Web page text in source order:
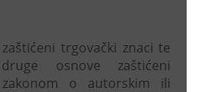
trgovački znaci te
osnove zaštićeni
zakonom o autorskim ili